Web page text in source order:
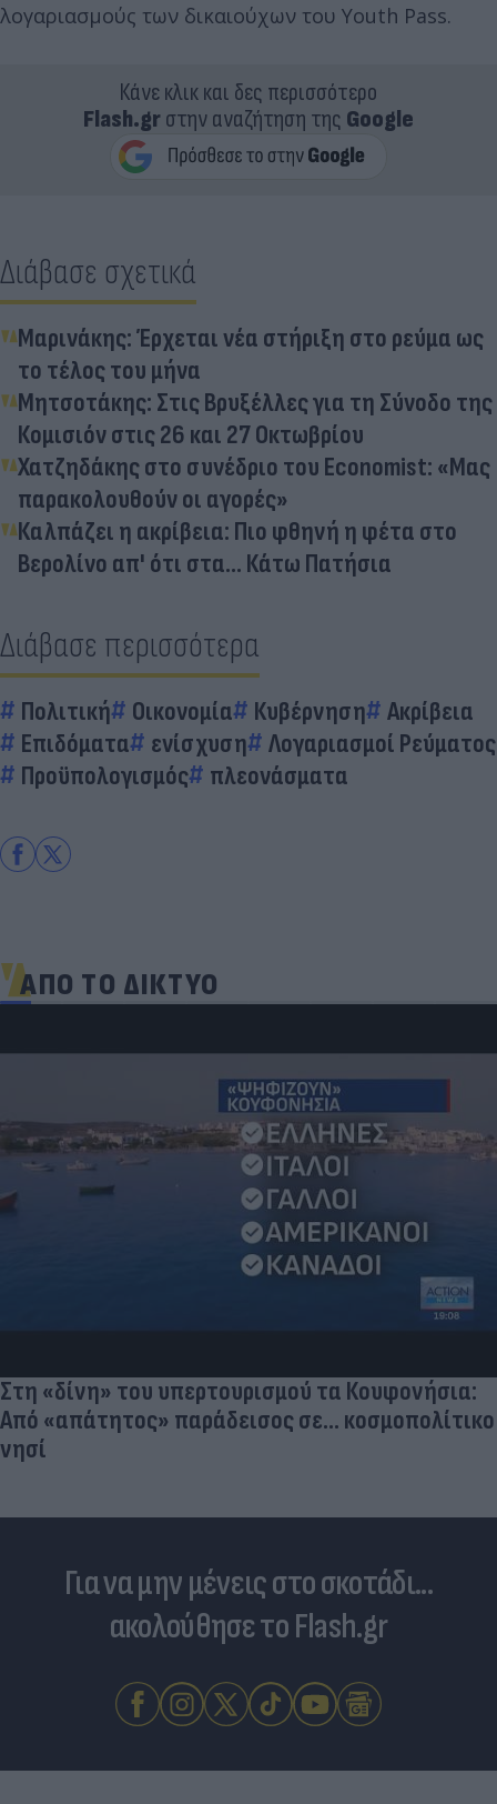
λογαριασμούς των δικαιούχων του Youth Pass.
Κάνε κλικ και δες περισσότερο
Flash.grστην αναζήτηση της Google
Διάβασε σχετικά
Μαρινάκης: Έρχεται νέα στήριξη στο ρεύμα ως
το τέλος του μήνα
Μητσοτάκης: Στις Βρυξέλλες για τη Σύνοδο της
Κομισιόν στις 26 και 27 Οκτωβρίου
Χατζηδάκης στο συνέδριο του Economist: «Μας
παρακολουθούν οι αγορές»
Καλπάζει η ακρίβεια: Πιο φθηνή η φέτα στο
Βερολίνο απ' ότι στα... Κάτω Πατήσια
Διάβασε περισσότερα
Πολιτική Οικονομία Κυβέρνηση
Ακρίβεια
Επιδόματα
ενίσχυση
Λογαριασμοί Ρεύματος
Προϋπολογισμός
πλεονάσματα
ΑΠΟ ΤΟ ΔΙΚΤΥΟ
Στη «δίνη» του υπερτουρισμού τα Κουφονήσια:
Από «απάτητος» παράδεισος σε... κοσμοπολίτικο
νησί
Για να μην μένεις στο σκοτάδι...
ακολούθησε το Flash.gr